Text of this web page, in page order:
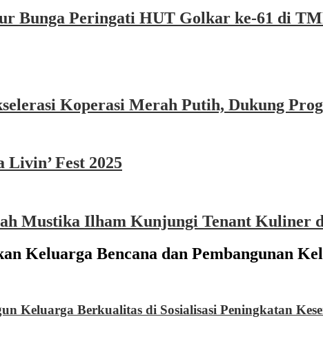
Bunga Peringati HUT Golkar ke-61 di
Koperasi Merah Putih, Dukung
Fest 2025
Mustika Ilham Kunjungi Tenant Kuliner
Keluarga Bencana dan Pembangunan
Keluarga Berkualitas di Sosialisasi Peningkatan